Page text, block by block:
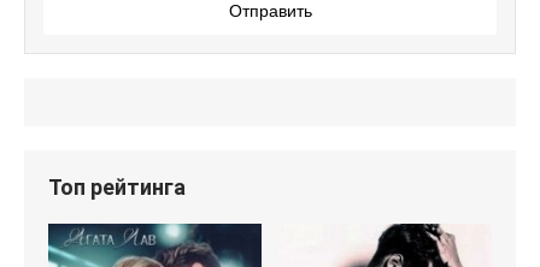
Отправить
Топ рейтинга